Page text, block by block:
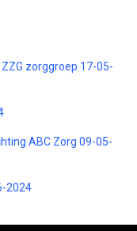
zorggroep 17-05-
ABC Zorg 09-05-
2024